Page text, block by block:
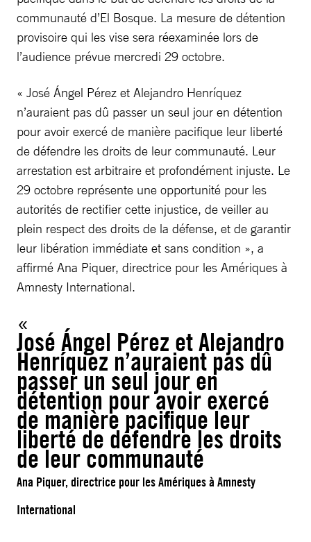
communauté d’El Bosque. La mesure de détention
provisoire qui les vise sera réexaminée lors de
l’audience prévue mercredi 29 octobre.
« José Ángel Pérez et Alejandro Henríquez
n’auraient pas dû passer un seul jour en détention
pour avoir exercé de manière pacifique leur liberté
de défendre les droits de leur communauté. Leur
arrestation est arbitraire et profondément injuste. Le
29 octobre représente une opportunité pour les
autorités de rectifier cette injustice, de veiller au
plein respect des droits de la défense, et de garantir
leur libération immédiate et sans condition », a
affirmé Ana Piquer, directrice pour les Amériques à
Amnesty International.
José Ángel Pérez et Alejandro
Henríquez n’auraient pas dû
passer un seul jour en
détention pour avoir exercé
de manière pacifique leur
liberté de défendre les droits
de leur communauté
Ana Piquer, directrice pour les Amériques à Amnesty
International